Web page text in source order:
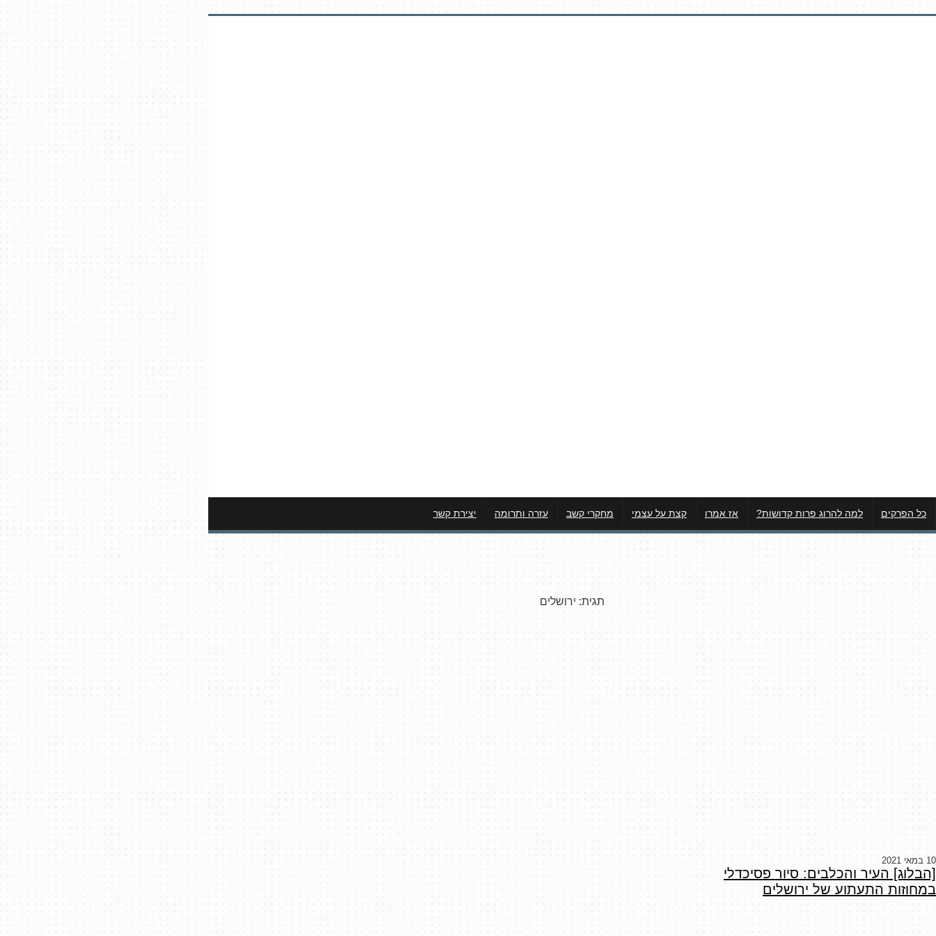
לדלג
כל הפרקים למה להרוג פרות קדושות? אז אמרו קצת על עצמי מחקרי קשב עזרה ותרומה יצירת קשר
תגית: ירושלים
10 במאי 2021
[הבלוג] העיר והכלבים: סיור פסיכדלי
במחוזות התעתוע של ירושלים